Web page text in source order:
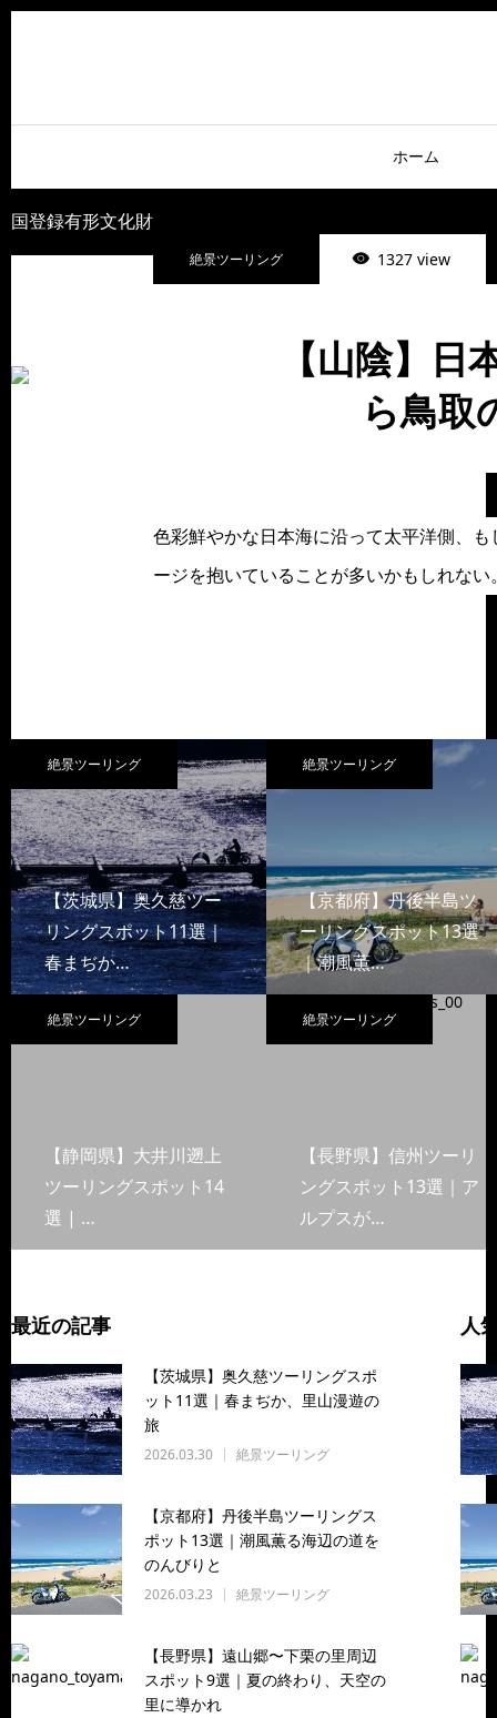
ホーム
国登録有形文化財
絶景ツーリング
1327 view
【山陰】
ら鳥取
色彩鮮やかな日本海に沿って太平洋側、
ージを抱いていることが多いかもしれな
絶景ツーリング
【茨城県】奥久慈ツー
リングスポット11選｜
春まぢか…
絶景ツーリング
【京都府】丹後半島ツ
ーリングスポット13選
｜潮風薫…
絶景ツーリング
【静岡県】大井川遡上
ツーリングスポット14
選 | …
絶景ツーリング
【長野県】信州ツーリ
ングスポット13選｜ア
ルプスが…
最近の記事
【茨城県】奥久慈ツーリングスポ
ット11選｜春まぢか、里山漫遊の
旅
2026.03.30 絶景ツーリング
【京都府】丹後半島ツーリングス
ポット13選｜潮風薫る海辺の道を
のんびりと
2026.03.23 絶景ツーリング
【長野県】遠山郷〜下栗の里周辺
スポット9選｜夏の終わり、天空の
里に導かれ
人